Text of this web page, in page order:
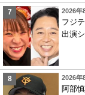
2026年
フジ
出演
2026年
阿部